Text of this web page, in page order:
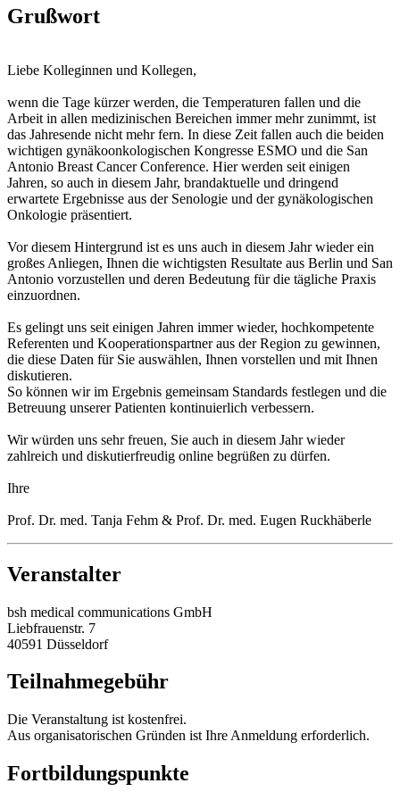
Grußwort
Liebe Kolleginnen und Kollegen,
wenn die Tage kürzer werden, die Temperaturen fallen und die
Arbeit in allen medizinischen Bereichen immer mehr zunimmt, ist
das Jahresende nicht mehr fern. In diese Zeit fallen auch die beiden
wichtigen gynäkoonkologischen Kongresse ESMO und die San
Antonio Breast Cancer Conference. Hier werden seit einigen
Jahren, so auch in diesem Jahr, brandaktuelle und dringend
erwartete Ergebnisse aus der Senologie und der gynäkologischen
Onkologie präsentiert.
Vor diesem Hintergrund ist es uns auch in diesem Jahr wieder ein
großes Anliegen, Ihnen die wichtigsten Resultate aus Berlin und San
Antonio vorzustellen und deren Bedeutung für die tägliche Praxis
einzuordnen.
Es gelingt uns seit einigen Jahren immer wieder, hochkompetente
Referenten und Kooperationspartner aus der Region zu gewinnen,
die diese Daten für Sie auswählen, Ihnen vorstellen und mit Ihnen
diskutieren.
So können wir im Ergebnis gemeinsam Standards festlegen und die
Betreuung unserer Patienten kontinuierlich verbessern.
Wir würden uns sehr freuen, Sie auch in diesem Jahr wieder
zahlreich und diskutierfreudig online begrüßen zu dürfen.
Ihre
Prof. Dr. med. Tanja Fehm & Prof. Dr. med. Eugen Ruckhäberle
Veranstalter
bsh medical communications GmbH
Liebfrauenstr. 7
40591 Düsseldorf
Teilnahmegebühr
Die Veranstaltung ist kostenfrei.
Aus organisatorischen Gründen ist Ihre Anmeldung erforderlich.
Fortbildungspunkte